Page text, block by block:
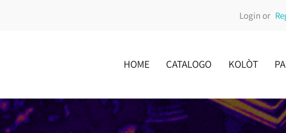
Login or
HOME CATALOGO KOLÒT